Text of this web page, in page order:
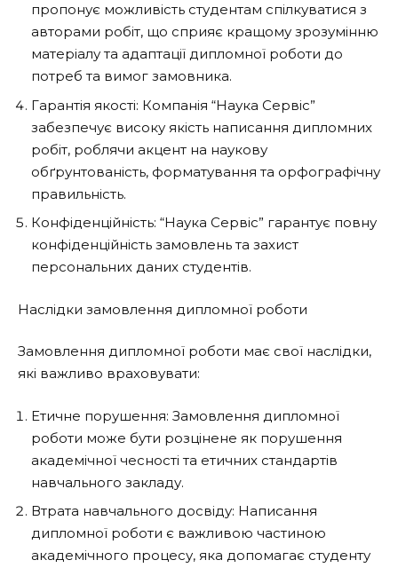
пропонує можливість студентам спілкуватися з
авторами робіт, що сприяє кращому зрозумінню
матеріалу та адаптації дипломної роботи до
потреб та вимог замовника.
Гарантія якості: Компанія “Наука Сервіс”
забезпечує високу якість написання дипломних
робіт, роблячи акцент на наукову
обґрунтованість, форматування та орфографічну
правильність.
Конфіденційність: “Наука Сервіс” гарантує повну
конфіденційність замовлень та захист
персональних даних студентів.
Наслідки замовлення дипломної роботи
Замовлення дипломної роботи має свої наслідки,
які важливо враховувати:
Етичне порушення: Замовлення дипломної
роботи може бути розцінене як порушення
академічної чесності та етичних стандартів
навчального закладу.
Втрата навчального досвіду: Написання
дипломної роботи є важливою частиною
академічного процесу, яка допомагає студенту